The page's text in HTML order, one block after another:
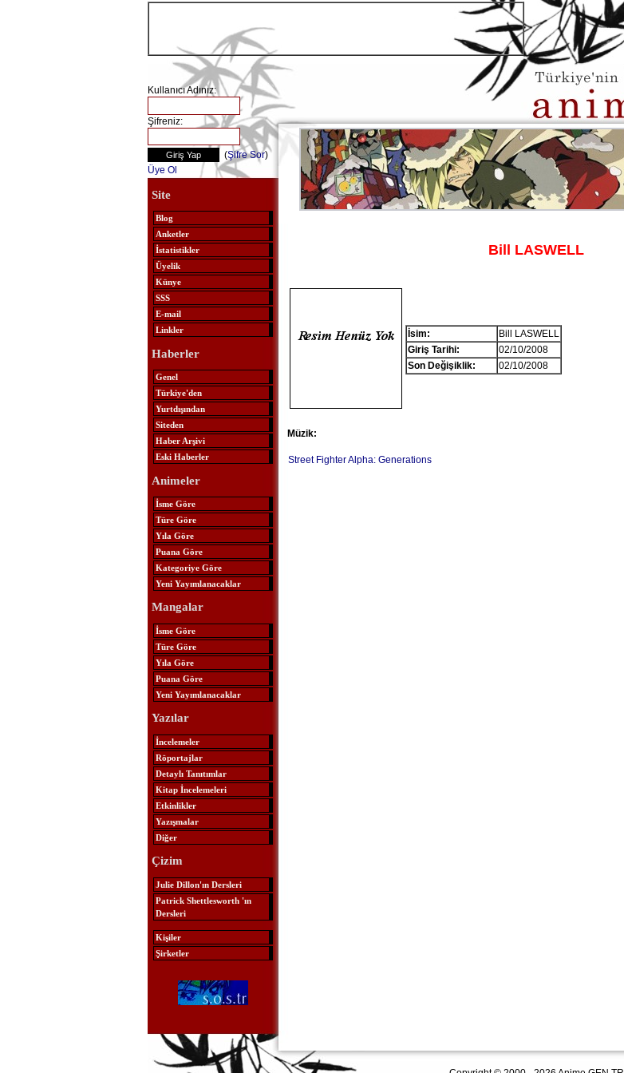
Kullanıcı Adınız:
Şifreniz:
(Şifre Sor)
Üye Ol
Site
Blog
Anketler
İstatistikler
Üyelik
Künye
SSS
E-mail
Linkler
Haberler
Genel
Türkiye'den
Yurtdışından
Siteden
Haber Arşivi
Eski Haberler
Animeler
İsme Göre
Türe Göre
Yıla Göre
Puana Göre
Kategoriye Göre
Yeni Yayımlanacaklar
Mangalar
İsme Göre
Türe Göre
Yıla Göre
Puana Göre
Yeni Yayımlanacaklar
Yazılar
İncelemeler
Röportajlar
Detaylı Tanıtımlar
Kitap İncelemeleri
Etkinlikler
Yazışmalar
Diğer
Çizim
Julie Dillon'ın Dersleri
Patrick Shettlesworth 'ın
Dersleri
Kişiler
Şirketler
Bill LASWELL
İsim:
Bill LASWELL
Giriş Tarihi:
02/10/2008
Son Değişiklik:
02/10/2008
Müzik:
Street Fighter Alpha: Generations